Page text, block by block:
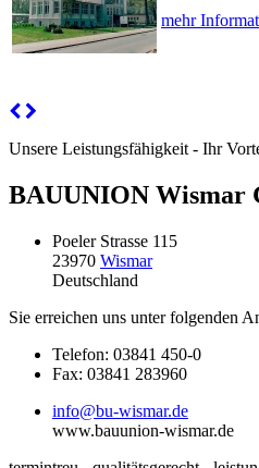
mehr
Unsere Leistungsfähigkeit - Ihr
BAUUNION Wismar
Poeler Strasse 115
23970 Wismar
Deutschland
Sie erreichen uns unter folgenden
Telefon: 03841 450-0
Fax: 03841 283960
info@bu-wismar.de
www.bauunion-wismar.de